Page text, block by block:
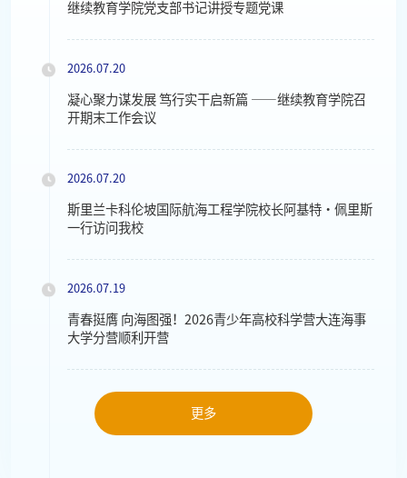
继续教育学院党支部书记讲授专题党课
2026.07.20
凝心聚力谋发展 笃行实干启新篇 ——继续教育学院召
开期末工作会议
2026.07.20
斯里兰卡科伦坡国际航海工程学院校长阿基特・佩里斯
一行访问我校
2026.07.19
青春挺膺 向海图强！2026青少年高校科学营大连海事
大学分营顺利开营
更多